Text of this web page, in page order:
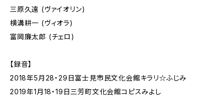
三原久遠 (ヴァイオリン)
横溝耕一 (ヴィオラ)
富岡廉太郎 (チェロ)
【録音】
2018年5月28・29日富士見市民文化会館キラリ☆ふじみ
2019年1月18・19日三芳町文化会館コピスみよし